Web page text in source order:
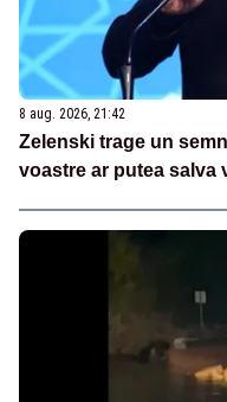
8 aug. 2026, 21:42
Zelenski trage un
voastre ar putea salva